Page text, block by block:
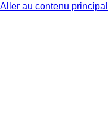
Aller au contenu principal